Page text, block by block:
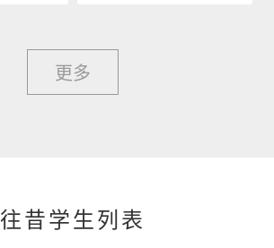
更多
往昔学生列表